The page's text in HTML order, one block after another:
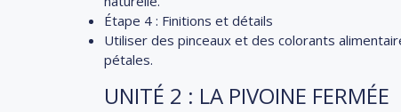
Étape 4 : Finitions et détails
Utiliser des pinceaux et des colorants
pétales.
UNITÉ 2 : LA PIVOINE FERMÉE